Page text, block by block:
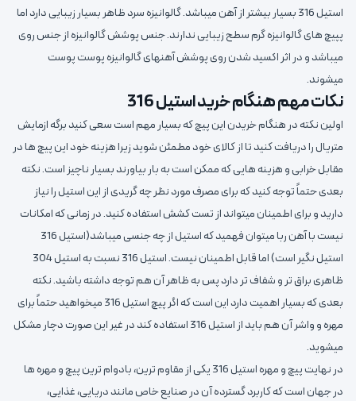
استیل 316 بسیار بیشتر از آهن میباشد. گالوانیزه سرد ظاهر بسیار زیبایی دارد اما
پپیچ های گالوانیزه گرم سطح زیبایی ندارند. جنس پوشش گالوانیزه از جنس روی
میباشد و در اثر اکسید شدن روی پوشش آهنهای گالوانیزه پوست پوست
میشوند.
نکات مهم هنگام خرید استیل 316
اولین نکته در هنگام خریدن این پیچ که بسیار مهم است سعی کنید برگه ازمایش
متریال را دریافت کنید تا از کالای خود مطمئن شوید زیرا هزینه خود این پیچ ها در
مقابل خرابی و هزینه هایی که ممکن است به بار بیاورند بسیار ناچیز است. نکته
بعدی حتماً توجه کنید که برای مصرف مورد نظر چه گریدی از این استیل را نیاز
دارید و برای اطمینان میتواند از تست کشش استفاده کنید. در زمانی که امکانات
نیست با آهن ربا میتوان فهمید که استیل از چه جنسی میباشد(استیل 316
استیل نگیر است) اما قابل اطمینان نیست. استیل 316 نسبت به استیل 304
ظاهری براق تر و شفاف تر دارد پس به ظاهر آن هم توجه داشته باشید. نکته
بعدی که بسیار اهمیت دارد این است که اگر پیچ استیل 316 میخواهید حتماً برای
مهره و واشر آن هم باید از استیل 316 استفاده کند در غیر این صورت دچار مشکل
میشوید.
در نهایت پیچ و مهره استیل 316 یکی از مقاوم‌ ترین، بادوام‌ ترین پیچ و مهره ها
در جهان است که کاربرد گسترده آن در صنایع خاص مانند دریایی، غذایی،